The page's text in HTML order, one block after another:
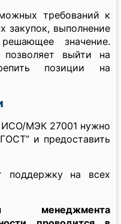
требований к
закупок, выполнение
значение.
выйти на
позиции на
ИСО/МЭК 27001 нужно
и предоставить
поддержку на всех
менеджмента